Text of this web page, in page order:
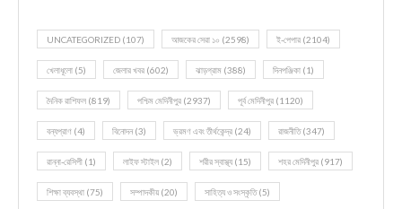
UNCATEGORIZED (107) আজকের সেরা ১০ (2598) ই-পেপার (2104)
খেলাধূলো (5) জেলার খবর (602) ঝাড়গ্রাম (388) দিনপঞ্জিকা (1)
দৈনিক রাশিফল (819) পশ্চিম মেদিনীপুর (2937) পূর্ব মেদিনীপুর (1120)
বন্যপ্রাণ (4) বিনোদন(3) ভ্রমণ এবং তীর্থকেন্দ্র (24) রাজনীতি(347)
রান্না-রেসিপী (1) লাইফ স্টাইল (2) শরীর স্বাস্থ্য (15) শহর মেদিনীপুর (917)
শিক্ষা ব্যবস্থা (75) সম্পাদকীয় (20) সাহিত্য ও সংস্কৃতি(5)